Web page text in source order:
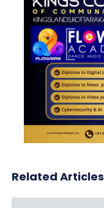
Related Articles